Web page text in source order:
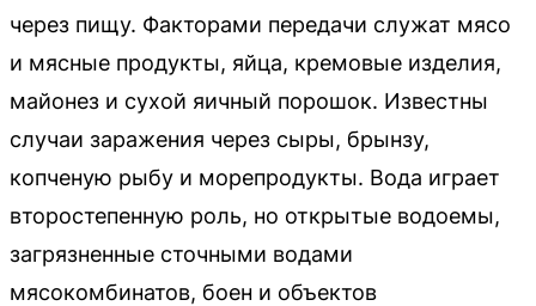
через пищу. Факторами передачи служат мясо
и мясные продукты, яйца, кремовые изделия,
майонез и сухой яичный порошок. Известны
случаи заражения через сыры, брынзу,
копченую рыбу и морепродукты. Вода играет
второстепенную роль, но открытые водоемы,
загрязненные сточными водами
мясокомбинатов, боен и объектов